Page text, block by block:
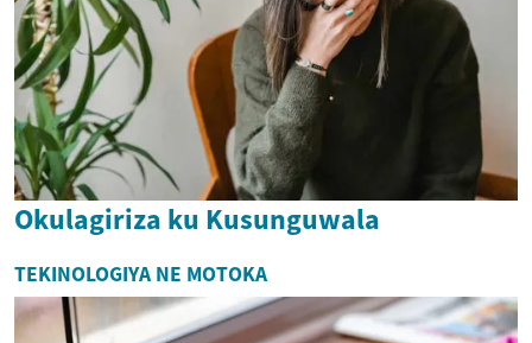
Okulagiriza ku Kusunguwala
TEKINOLOGIYA NE MOTOKA